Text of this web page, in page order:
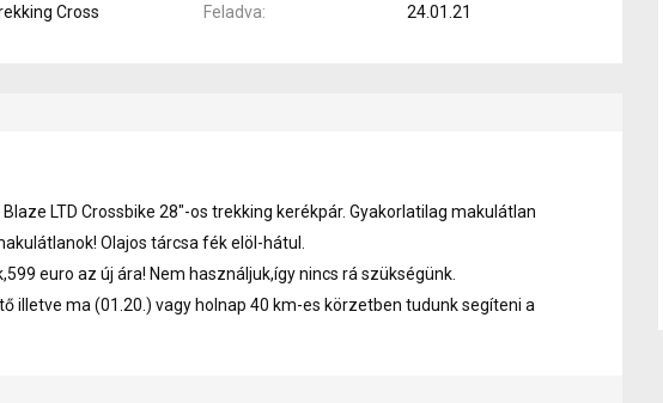
Cross Feladva 24.01.21
LTD Crossbike 28"-os trekking kerékpár. Gyakorlatilag makulátlan
Olajos tárcsa fék elöl-hátul.
euro az új ára! Nem használjuk,így nincs rá szükségünk.
illetve ma (01.20.) vagy holnap 40 km-es körzetben tudunk segíteni a